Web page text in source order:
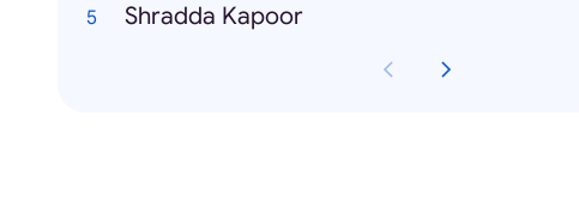
Shradda Kapoor